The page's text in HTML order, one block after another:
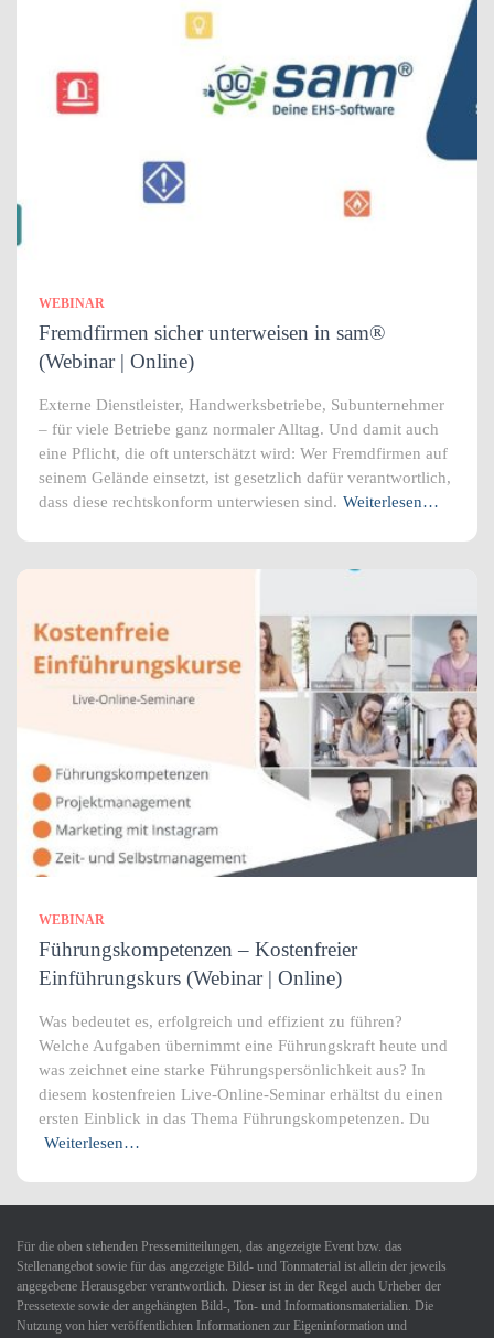
WEBINAR
Fremdfirmen sicher unterweisen in sam®
(Webinar | Online)
Externe Dienstleister, Handwerksbetriebe, Subunternehmer
– für viele Betriebe ganz normaler Alltag. Und damit auch
eine Pflicht, die oft unterschätzt wird: Wer Fremdfirmen auf
seinem Gelände einsetzt, ist gesetzlich dafür verantwortlich,
dass diese rechtskonform unterwiesen sind. Weiterlesen…
WEBINAR
Führungskompetenzen – Kostenfreier
Einführungskurs (Webinar | Online)
Was bedeutet es, erfolgreich und effizient zu führen?
Welche Aufgaben übernimmt eine Führungskraft heute und
was zeichnet eine starke Führungspersönlichkeit aus? In
diesem kostenfreien Live-Online-Seminar erhältst du einen
ersten Einblick in das Thema Führungskompetenzen. Du
Weiterlesen…
Für die oben stehenden Pressemitteilungen, das angezeigte Event bzw. das
Stellenangebot sowie für das angezeigte Bild- und Tonmaterial ist allein der jeweils
angegebene Herausgeber verantwortlich. Dieser ist in der Regel auch Urheber der
Pressetexte sowie der angehängten Bild-, Ton- und Informationsmaterialien. Die
Nutzung von hier veröffentlichten Informationen zur Eigeninformation und